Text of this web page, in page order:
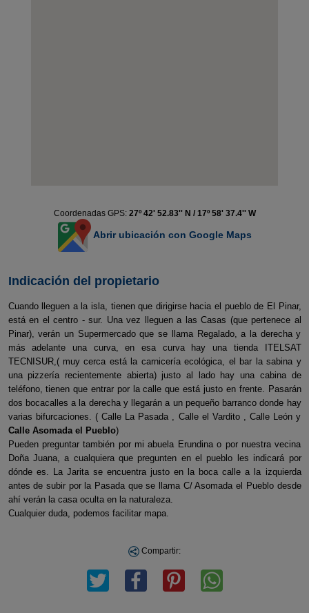
Coordenadas GPS: 27º 42' 52.83'' N / 17º 58' 37.4'' W
Abrir ubicación con Google Maps
Indicación del propietario
Cuando lleguen a la isla, tienen que dirigirse hacia el pueblo de El Pinar,
está en el centro - sur. Una vez lleguen a las Casas (que pertenece al
Pinar), verán un Supermercado que se llama Regalado, a la derecha y
más adelante una curva, en esa curva hay una tienda ITELSAT
TECNISUR,( muy cerca está la carnicería ecológica, el bar la sabina y
una pizzería recientemente abierta) justo al lado hay una cabina de
teléfono, tienen que entrar por la calle que está justo en frente. Pasarán
dos bocacalles a la derecha y llegarán a un pequeño barranco donde hay
varias bifurcaciones. ( Calle La Pasada , Calle el Vardito , Calle León y
Calle Asomada el Pueblo)
Pueden preguntar también por mi abuela Erundina o por nuestra vecina
Doña Juana, a cualquiera que pregunten en el pueblo les indicará por
dónde es. La Jarita se encuentra justo en la boca calle a la izquierda
antes de subir por la Pasada que se llama C/ Asomada el Pueblo desde
ahí verán la casa oculta en la naturaleza.
Cualquier duda, podemos facilitar mapa.
Compartir: